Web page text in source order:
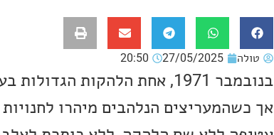
טולה 27/05/2025
20:50
בנובמבר 1971, אחת הלהקות
אך כשהמעריצים הנלהבים מיהרו